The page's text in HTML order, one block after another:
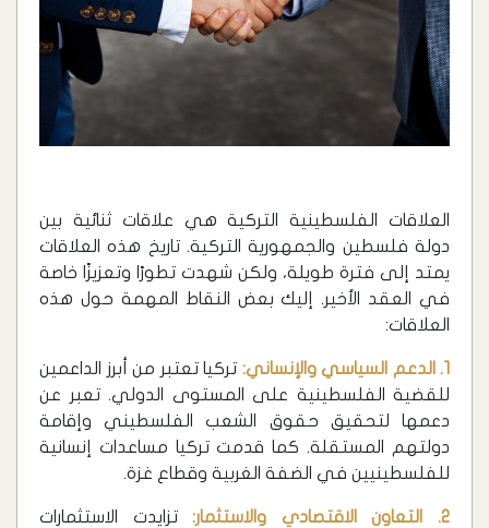
العلاقات الفلسطينية التركية هي علاقات ثنائية بين
دولة فلسطين والجمهورية التركية. تاريخ هذه العلاقات
يمتد إلى فترة طويلة، ولكن شهدت تطورًا وتعزيزًا خاصة
في العقد الأخير. إليك بعض النقاط المهمة حول هذه
العلاقات:
1. الدعم السياسي والإنساني:
تركيا تعتبر من أبرز الداعمين
للقضية الفلسطينية على المستوى الدولي. تعبر عن
دعمها لتحقيق حقوق الشعب الفلسطيني وإقامة
دولتهم المستقلة. كما قدمت تركيا مساعدات إنسانية
للفلسطينيين في الضفة الغربية وقطاع غزة.
2. التعاون الاقتصادي والاستثمار: تزايدت الاستثمارات